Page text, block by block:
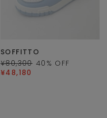
SOFFITTO
¥80,300 40 % OFF
¥48,180